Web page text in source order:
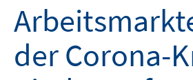
der Corona-